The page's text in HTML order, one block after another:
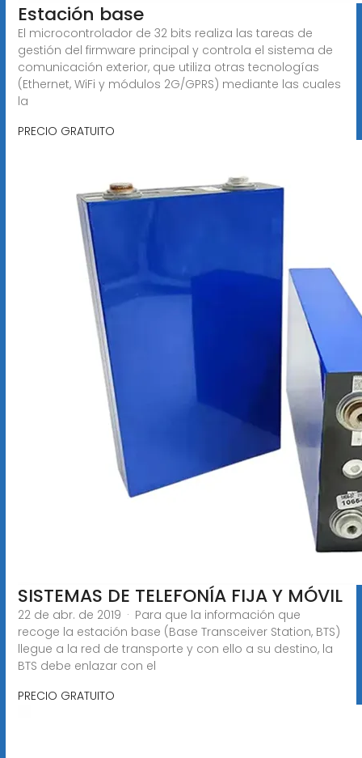
Estación base
El microcontrolador de 32 bits realiza las tareas de
gestión del firmware principal y controla el sistema de
comunicación exterior, que utiliza otras tecnologías
(Ethernet, WiFi y módulos 2G/GPRS) mediante las cuales
la
PRECIO GRATUITO
SISTEMAS DE TELEFONÍA FIJA Y MÓVIL
22 de abr. de 2019 · Para que la información que
recoge la estación base (Base Transceiver Station, BTS)
llegue a la red de transporte y con ello a su destino, la
BTS debe enlazar con el
PRECIO GRATUITO